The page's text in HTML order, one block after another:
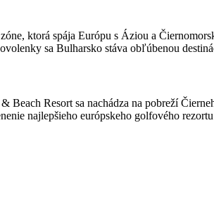
ktorá spája Európu s Áziou a
sa Bulharsko stáva obľúbenou
Resort sa nachádza na pobreží
najlepšieho európskeho golfového